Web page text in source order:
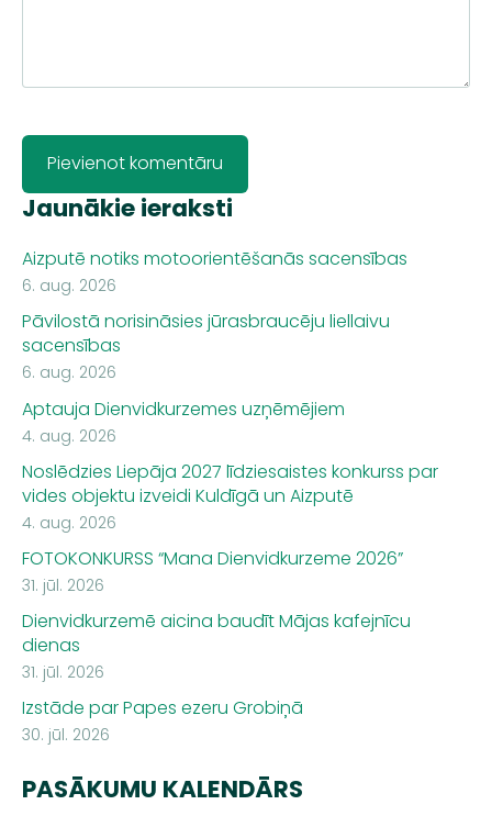
Jaunākie ieraksti
Aizputē notiks motoorientēšanās sacensības
6. aug. 2026
Pāvilostā norisināsies jūrasbraucēju liellaivu
sacensības
6. aug. 2026
Aptauja Dienvidkurzemes uzņēmējiem
4. aug. 2026
Noslēdzies Liepāja 2027 līdziesaistes konkurss par
vides objektu izveidi Kuldīgā un Aizputē
4. aug. 2026
FOTOKONKURSS “Mana Dienvidkurzeme 2026”
31. jūl. 2026
Dienvidkurzemē aicina baudīt Mājas kafejnīcu
dienas
31. jūl. 2026
Izstāde par Papes ezeru Grobiņā
30. jūl. 2026
PASĀKUMU KALENDĀRS